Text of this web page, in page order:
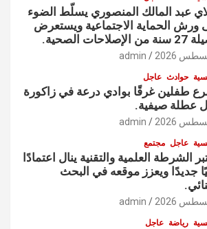
عبد المالك المنصوري يسلّط الضوء
ورش الحماية الاجتماعية ويستعرض
الصحية.
admin
حوادث عاجل
طفلين غرقًا بوادي درعة في زاكورة
عطلة صيفية.
admin
عاجل مجتمع
الشرطة العلمية والتقنية ينال اعتمادًا
جديدًا ويعزز موقعه في البحث
admin
رياضة عاجل